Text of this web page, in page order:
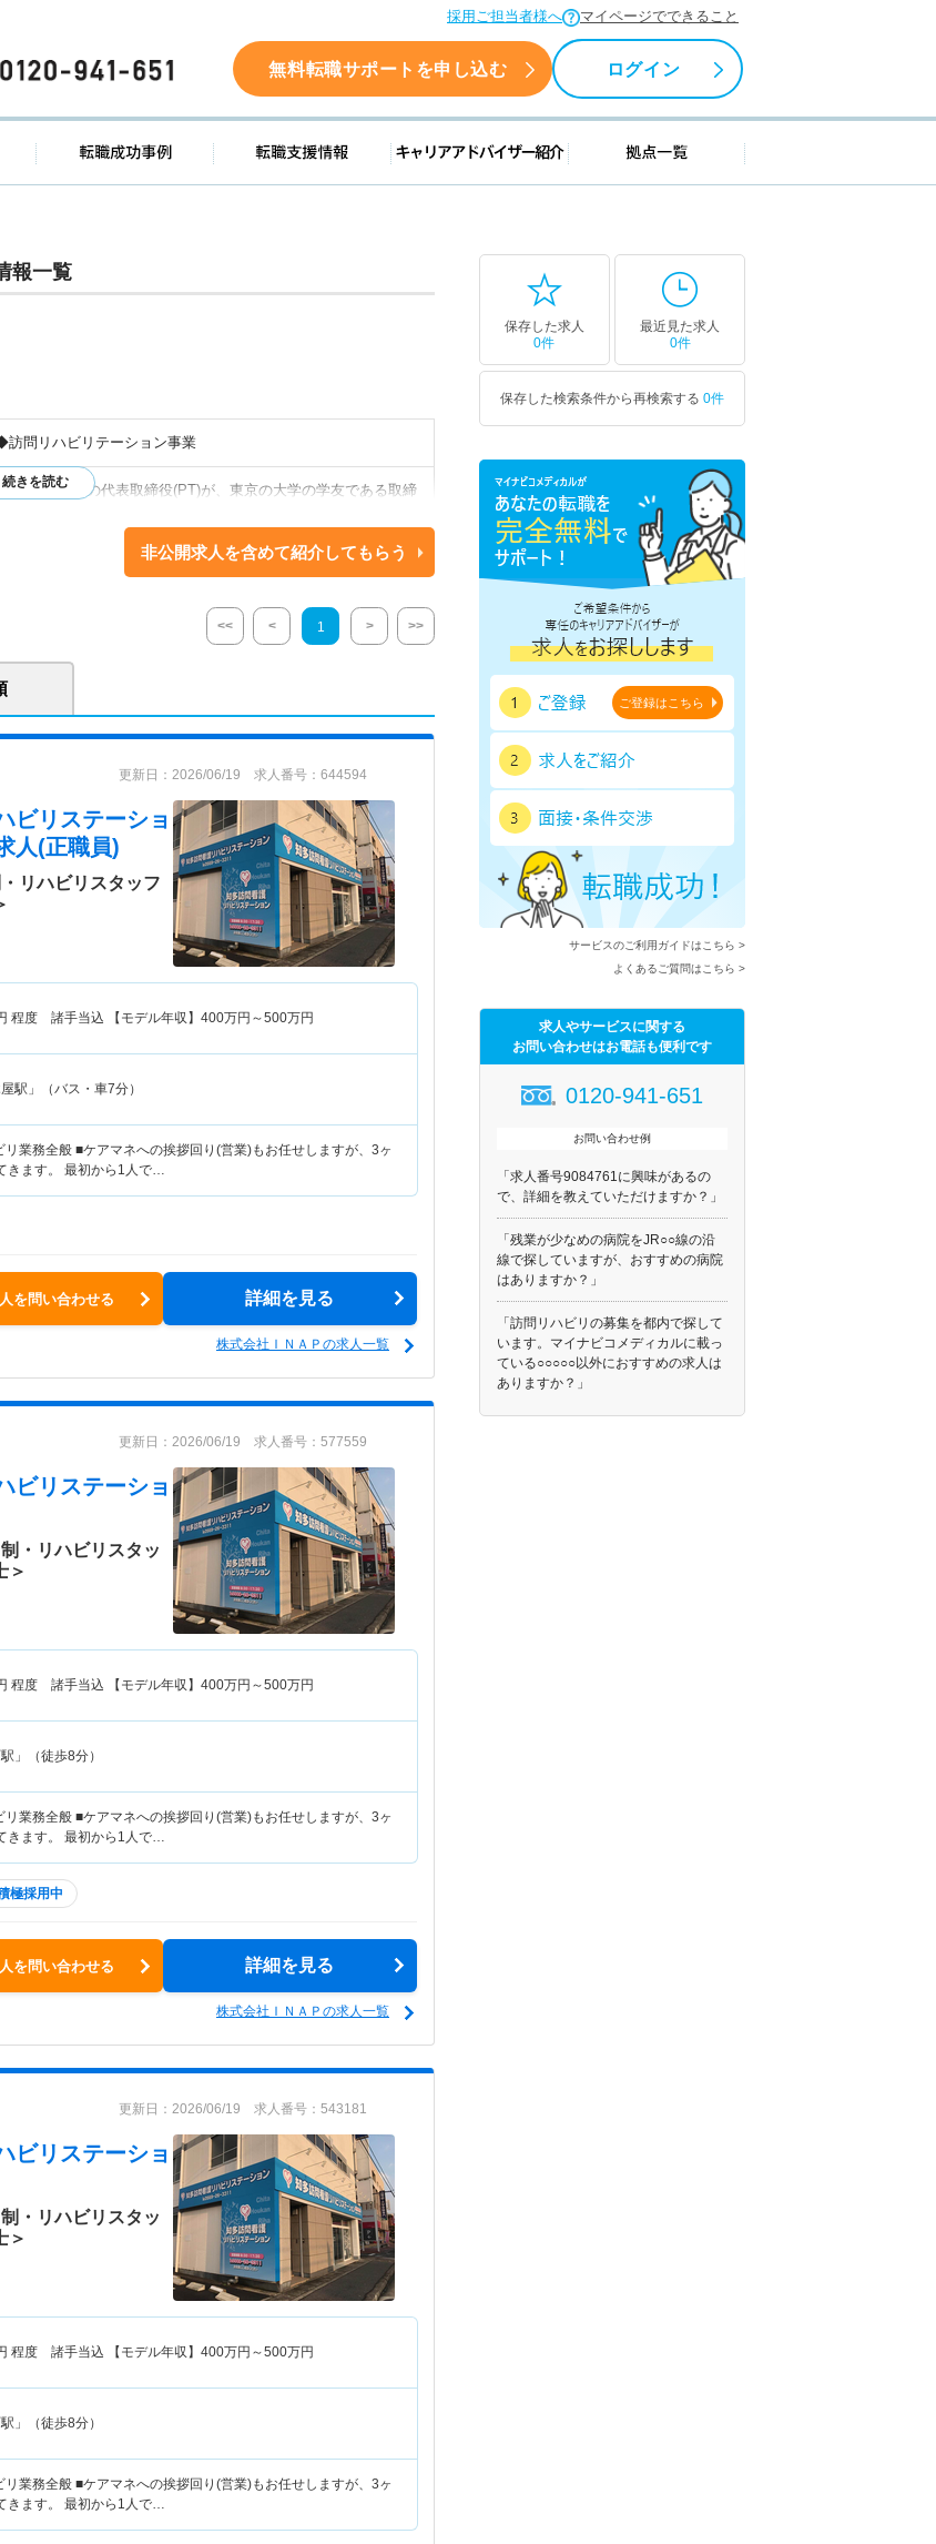
採用ご担当者様へ マイページでできること
0120-941-651 無料転職サポートを申し込む ログイン
求人検索 転職成功事例 転職支援情報 キャリアアドバイザー紹介 拠点一覧
報一覧
問リハビリテーション事業
市のご出身の代表取締役(PT)が、東京の大学の学友である取締
田市は土地柄、在宅で終末期を過ごされる方がとても多いエリ
問リハビリはまだまだ足りていなかったことと、代表が地元に
う場所を選ばれました。 利用者の数も順調に増え、東海市にも
非公開求人を含めて紹介してもらう
<< < 1 > >>
更新日：2026/06/19 求人番号：644594
ビリステーショ
人(正職員)
リハビリスタッフ
程度 諸手当込 【モデル年収】 400万円～500万円
駅」（バス・車7分）
リ業務全般 ■ケアマネへの挨拶回り(営業)もお任せしますが、3ヶ
きます。 最初から1人で…
を問い合わせる 詳細を見る
株式会社ＩＮＡＰの求人一覧
更新日：2026/06/19 求人番号：577559
ビリステーショ
・リハビリスタッ
＞
程度 諸手当込 【モデル年収】 400万円～500万円
」（徒歩8分）
リ業務全般 ■ケアマネへの挨拶回り(営業)もお任せしますが、3ヶ
きます。 最初から1人で…
極採用中
を問い合わせる 詳細を見る
株式会社ＩＮＡＰの求人一覧
更新日：2026/06/19 求人番号：543181
ビリステーショ
・リハビリスタッ
＞
程度 諸手当込 【モデル年収】 400万円～500万円
」（徒歩8分）
リ業務全般 ■ケアマネへの挨拶回り(営業)もお任せしますが、3ヶ
きます。 最初から1人で…
保存した求人
0件
最近見た求人
0件
保存した検索条件から再検索する 0件
ご登録はこちら
サービスのご利用ガイドはこちら >
よくあるご質問はこちら >
求人やサービスに関する
お問い合わせはお電話も便利です
0120-941-651
お問い合わせ例
「求人番号9084761に興味があるの
で、詳細を教えていただけますか？」
「残業が少なめの病院をJR○○線の沿
線で探していますが、おすすめの病院
はありますか？」
「訪問リハビリの募集を都内で探して
います。マイナビコメディカルに載っ
ている○○○○○以外におすすめの求人は
ありますか？」